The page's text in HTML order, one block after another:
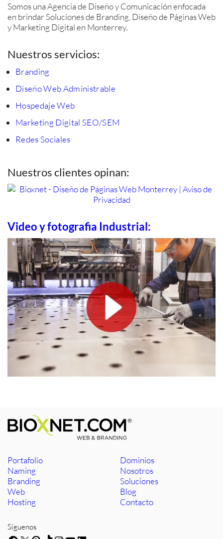
Somos una Agencia de Diseño y Comunicación enfocada
en brindar Soluciones de Branding, Diseño de Páginas Web
y Marketing Digital en Monterrey.
Nuestros servicios:
Branding
Diseño Web Administrable
Hospedaje Web
Marketing Digital SEO/SEM
Redes Sociales
Nuestros clientes opinan:
Video y fotografia Industrial:
Portafolio
Naming
Branding
Web
Hosting
Dominios
Nosotros
Soluciones
Blog
Contacto
Síguenos